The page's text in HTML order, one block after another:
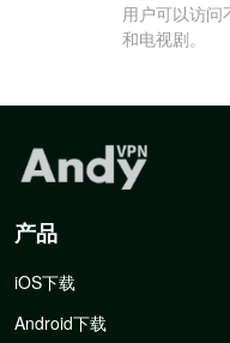
用户可以访问
和电视剧。
产品
iOS下载
Android下载